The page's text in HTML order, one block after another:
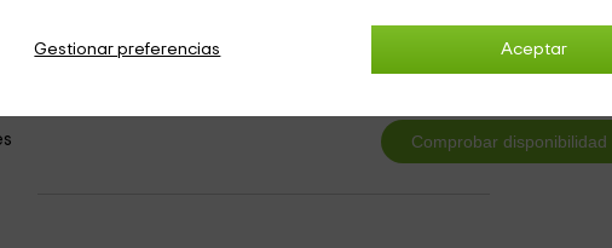
Aceptar
Gestionar preferencias
doble 1
desde